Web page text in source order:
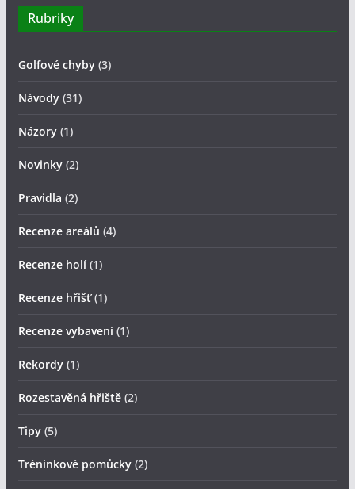
Rubriky
Golfové chyby(3)
Návody(31)
Názory(1)
Novinky(2)
Pravidla (2)
Recenze areálů (4)
Recenze holí(1)
Recenze hřišť(1)
Recenze vybavení(1)
Rekordy(1)
Rozestavěná hřiště(2)
Tipy(5)
Tréninkové pomůcky(2)